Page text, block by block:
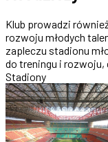
Klub prowadzi
rozwoju młodych
zapleczu stadionu
do treningu i rozwoju,
Stadiony